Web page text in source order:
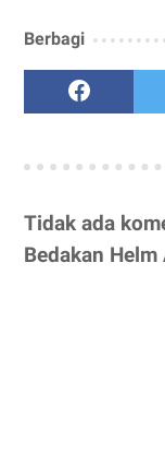
Berbagi
Tidak ada
Bedakan